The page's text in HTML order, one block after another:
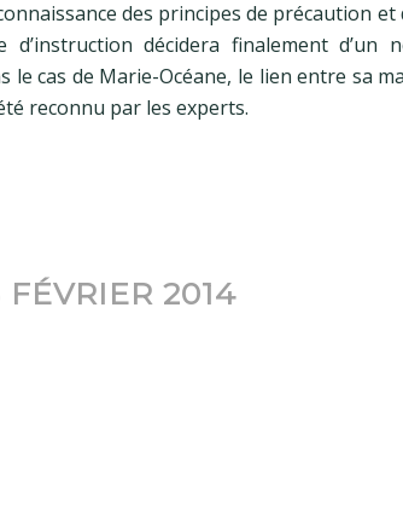
des principes de précaution et
d’instruction décidera finalement d’un
le cas de Marie-Océane, le lien entre sa
reconnu par les experts.
FÉVRIER 2014